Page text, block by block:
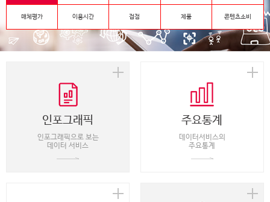
매체평가 이용시간 접점 제품 콘텐츠소비
인포그래픽
인포그래픽으로 보는
데이터 서비스
주요통계
데이터서비스의
주요통계